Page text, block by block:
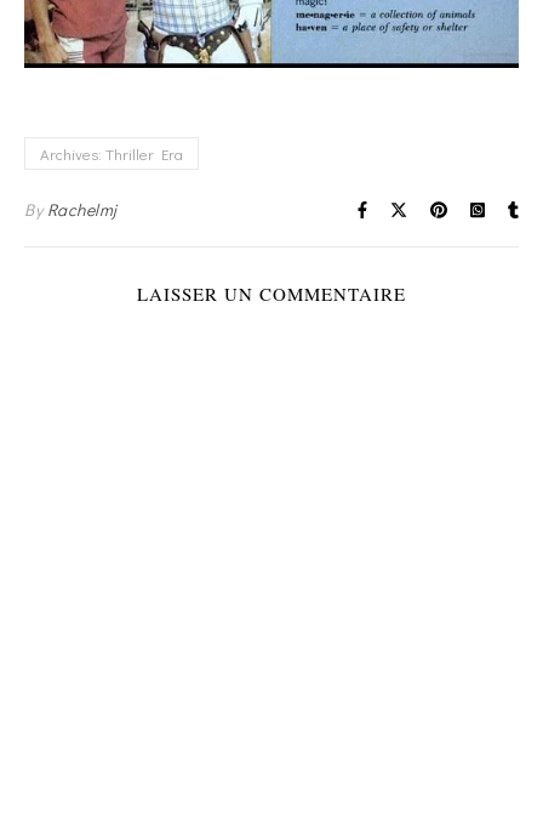
Archives: Thriller Era
ByRachelmj
LAISSER UN COMMENTAIRE